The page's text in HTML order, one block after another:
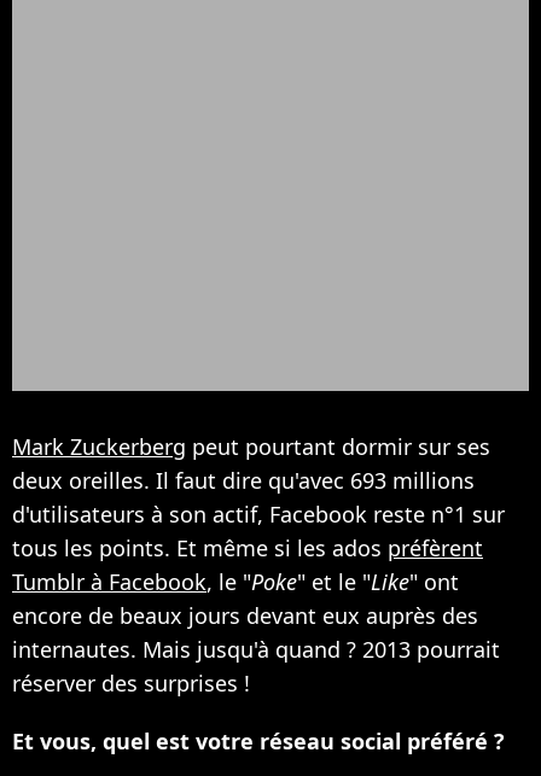
Mark Zuckerberg peut pourtant dormir sur ses
deux oreilles. Il faut dire qu'avec 693 millions
d'utilisateurs à son actif, Facebook reste n°1 sur
tous les points. Et même si les ados préfèrent
Tumblr à Facebook, le "Poke" et le "Like" ont
encore de beaux jours devant eux auprès des
internautes. Mais jusqu'à quand ? 2013 pourrait
réserver des surprises !
Et vous, quel est votre réseau social préféré ?